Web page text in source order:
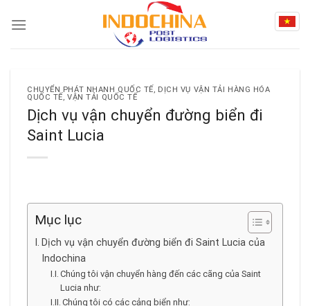
CHUYỂN PHÁT NHANH QUỐC TẾ, DỊCH VỤ VẬN TẢI HÀNG HÓA
QUỐC TẾ,VẬN TẢI QUỐC TẾ
Dịch vụ vận chuyển đường biển đi
Saint Lucia
Mục lục
Dịch vụ vận chuyển đường biển đi Saint Lucia của
Indochina
Chúng tôi vận chuyển hàng đến các cãng của Saint
Lucia như:
Chúng tôi có các cảng biển như: